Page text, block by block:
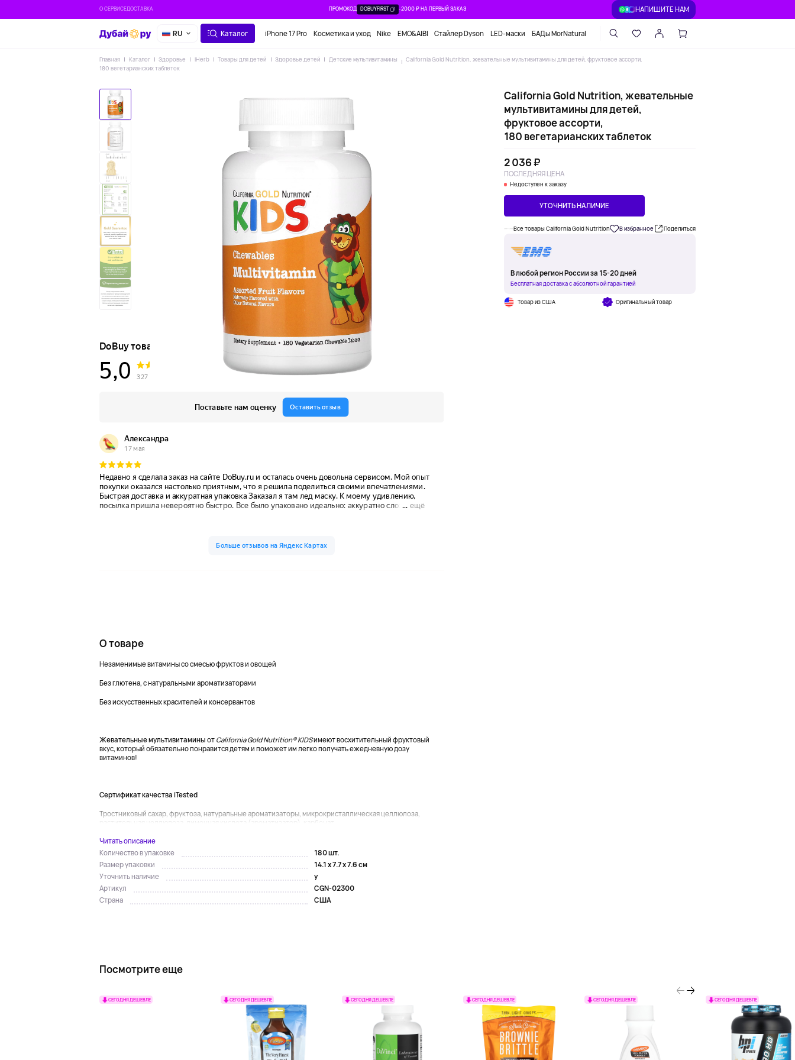
О СЕРВИСЕДОСТАВКА ПРОМОКОД DOBUYFIRST -2000 ₽ НА ПЕРВЫЙ ЗАКАЗ НАПИШИТЕ НАМ
RU Каталог iPhone 17 Pro Косметика и уход Nike EMO&AIBI Стайлер Dyson LED-маски БАДы MorNatural
Главная Каталог Здоровье IHerb Товары для детей Здоровье детей Детские мультивитамины
California Gold Nutrition, жевательные мультивитамины для детей, фруктовое ассорти,
180 вегетарианских таблеток
California Gold Nutrition, жевательные
мультивитамины для детей,
фруктовое ассорти,
180 вегетарианских таблеток
2 036 ₽
ПОСЛЕДНЯЯ ЦЕНА
Недоступен к заказу
УТОЧНИТЬ НАЛИЧИЕ
Все товары California Gold Nutrition В избранное Поделиться
В любой регион России за 15-20 дней
Бесплатная доставка с абсолютной гарантией
Товар из США Оригинальный товар
О товаре
Незаменимые витамины со смесью фруктов и овощей
Без глютена, с натуральными ароматизаторами
Без искусственных красителей и консервантов
Жевательные мультивитамины от California Gold Nutrition® KIDSимеют восхитительный фруктовый
вкус, который обязательно понравится детям и поможет им легко получать ежедневную дозу
витаминов!
Сертификат качества iTested
Тростниковый сахар, фруктоза, натуральные ароматизаторы, микрокристаллическая целлюлоза,
растительная целлюлоза, лимонная кислота (ароматизатор), карбонат...
Читать описание
Количество в упаковке
180 шт.
Размер упаковки
14.1 x 7.7 x 7.6 см
Уточнить наличие
y
Артикул
CGN-02300
Страна
США
Посмотрите еще
СЕГОДНЯ ДЕШЕВЛЕ СЕГОДНЯ ДЕШЕВЛЕ СЕГОДНЯ ДЕШЕВЛЕ СЕГОДНЯ ДЕШЕВЛЕ СЕГОДНЯ ДЕШЕВЛЕ СЕГОДНЯ ДЕШЕВЛЕ